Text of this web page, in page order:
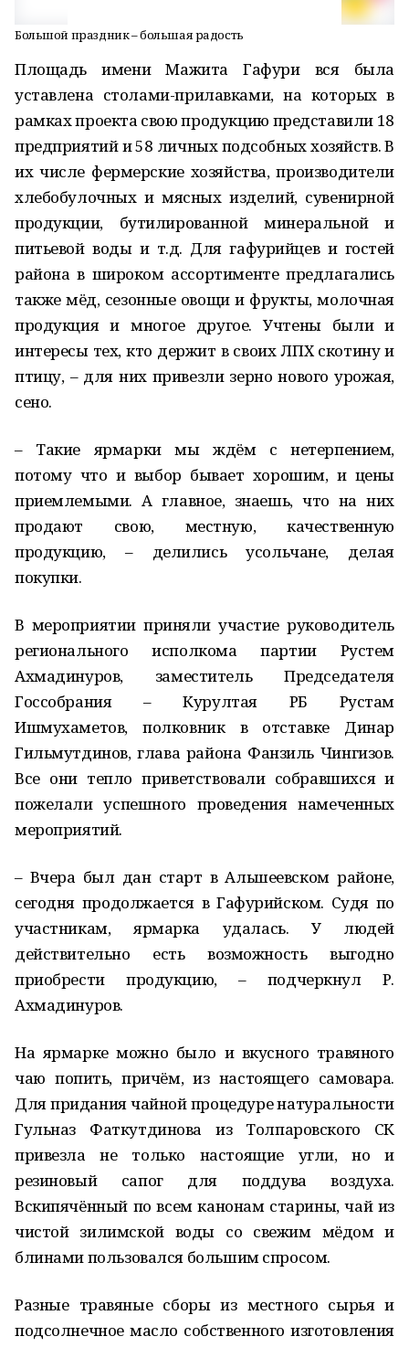
Большой праздник – большая радость
Площадь имени Мажита Гафури вся была
уставлена столами-прилавками, на которых в
рамках проекта свою продукцию представили 18
предприятий и 58 личных подсобных хозяйств. В
их числе фермерские хозяйства, производители
хлебобулочных и мясных изделий, сувенирной
продукции, бутилированной минеральной и
питьевой воды и т.д. Для гафурийцев и гостей
района в широком ассортименте предлагались
также мёд, сезонные овощи и фрукты, молочная
продукция и многое другое. Учтены были и
интересы тех, кто держит в своих ЛПХ скотину и
птицу, – для них привезли зерно нового урожая,
сено.
– Такие ярмарки мы ждём с нетерпением,
потому что и выбор бывает хорошим, и цены
приемлемыми. А главное, знаешь, что на них
продают свою, местную, качественную
продукцию, – делились усольчане, делая
покупки.
В мероприятии приняли участие руководитель
регионального исполкома партии Рустем
Ахмадинуров, заместитель Председателя
Госсобрания – Курултая РБ Рустам
Ишмухаметов, полковник в отставке Динар
Гильмутдинов, глава района Фанзиль Чингизов.
Все они тепло приветствовали собравшихся и
пожелали успешного проведения намеченных
мероприятий.
– Вчера был дан старт в Альшеевском районе,
сегодня продолжается в Гафурийском. Судя по
участникам, ярмарка удалась. У людей
действительно есть возможность выгодно
приобрести продукцию, – подчеркнул Р.
Ахмадинуров.
На ярмарке можно было и вкусного травяного
чаю попить, причём, из настоящего самовара.
Для придания чайной процедуре натуральности
Гульназ Фаткутдинова из Толпаровского СК
привезла не только настоящие угли, но и
резиновый сапог для поддува воздуха.
Вскипячённый по всем канонам старины, чай из
чистой зилимской воды со свежим мёдом и
блинами пользовался большим спросом.
Разные травяные сборы из местного сырья и
подсолнечное масло собственного изготовления